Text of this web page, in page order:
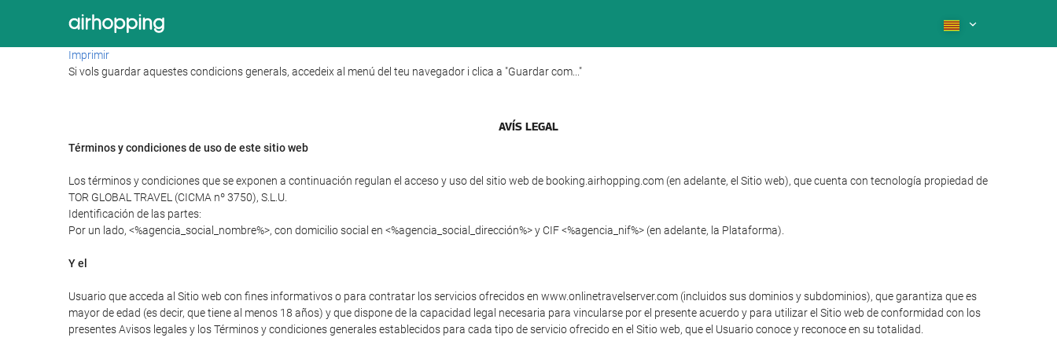
Imprimir
Si vols guardar aquestes condicions generals, accedeix al menú del teu navegador i clica a "Guardar com..."
AVÍS LEGAL
Términos y condiciones de uso de este sitio web
Los términos y condiciones que se exponen a continuación regulan el acceso y uso del sitio web de booking.airhopping.com (en adelante, el Sitio web), que cuenta con tecnología propiedad de
TOR GLOBAL TRAVEL (CICMA nº 3750), S.L.U.
Identificación de las partes:
Por un lado, <%agencia_social_nombre%>, con domicilio social en <%agencia_social_dirección%> y CIF <%agencia_nif%> (en adelante, la Plataforma).
Y el
Usuario que acceda al Sitio web con fines informativos o para contratar los servicios ofrecidos en www.onlinetravelserver.com (incluidos sus dominios y subdominios), que garantiza que es
mayor de edad (es decir, que tiene al menos 18 años) y que dispone de la capacidad legal necesaria para vincularse por el presente acuerdo y para utilizar el Sitio web de conformidad con los
presentes Avisos legales y los Términos y condiciones generales establecidos para cada tipo de servicio ofrecido en el Sitio web, que el Usuario conoce y reconoce en su totalidad.